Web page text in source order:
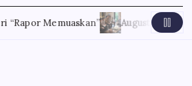
August 7, 2026Jelang Sidang Tahunan